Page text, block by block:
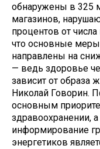
обнаружены в 325
магазинов,
процентов от
что основные
направлены на
— ведь здоровье
зависит от образа
Николай Говорин.
основным
здравоохранении,
информирование
энергетиков